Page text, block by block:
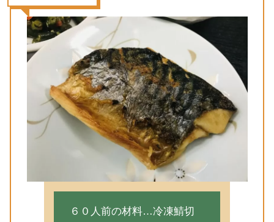
６０人前の材料…冷凍鯖切